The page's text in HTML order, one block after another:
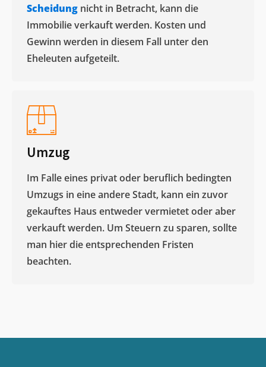
Scheidung nicht in Betracht, kann die
Immobilie verkauft werden. Kosten und
Gewinn werden in diesem Fall unter den
Eheleuten aufgeteilt.​
Umzug
Im Falle eines privat oder beruflich bedingten
Umzugs in eine andere Stadt, kann ein zuvor
gekauftes Haus entweder vermietet oder aber
verkauft werden. Um Steuern zu sparen, sollte
man hier die entsprechenden Fristen
beachten.